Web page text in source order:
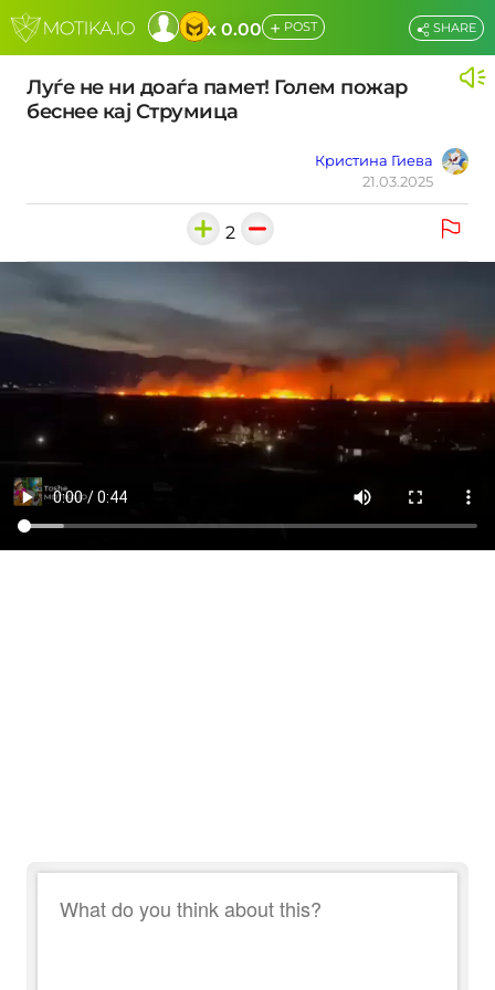
x 0.00 + POST
Луѓе не ни доаѓа памет! Голем пожар
беснее кај Струмица
Кристина Гиева
21.03.2025
SHARE
2